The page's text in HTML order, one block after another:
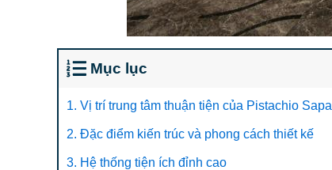
Mục lục
1. Vị trí trung tâm thuận tiện của Pistachio Sapa
2. Đặc điểm kiến trúc và phong cách thiết kế
3. Hệ thống tiện ích đỉnh cao